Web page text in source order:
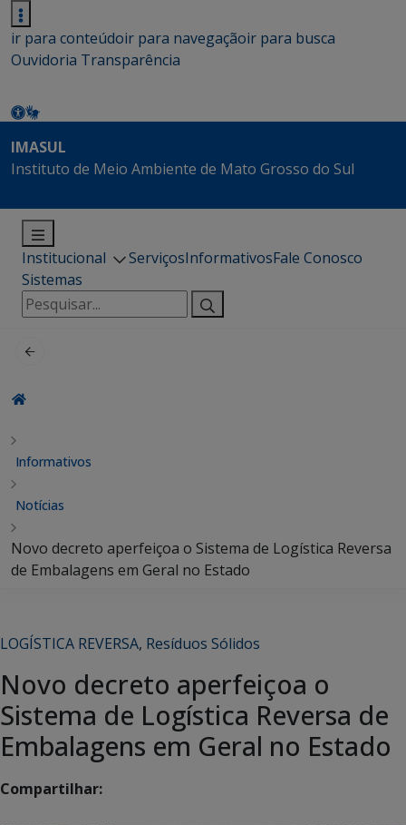
ir para conteúdoir para navegaçãoir para busca
Ouvidoria Transparência
IMASUL
Instituto de Meio Ambiente de Mato Grosso do Sul
Institucional ServiçosInformativosFale Conosco
Sistemas
Pesquisar
por:
Informativos
Notícias
Novo decreto aperfeiçoa o Sistema de Logística Reversa
de Embalagens em Geral no Estado
LOGÍSTICA REVERSA, Resíduos Sólidos
Novo decreto aperfeiçoa o
Sistema de Logística Reversa de
Embalagens em Geral no Estado
Compartilhar: